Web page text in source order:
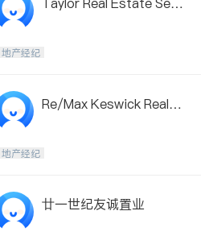
地产经纪
Re/Max Keswick Realty
地产经纪
廿一世纪友诚置业